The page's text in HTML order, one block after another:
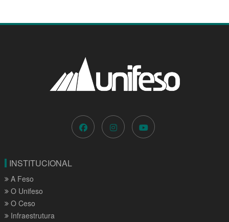
INSTITUCIONAL
A Feso
O Unifeso
O Ceso
Infraestrutura